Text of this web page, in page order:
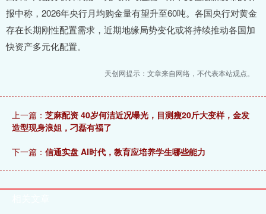
报中称，2026年央行月均购金量有望升至60吨。各国央行对黄金
存在长期刚性配置需求，近期地缘局势变化或将持续推动各国加
快资产多元化配置。
天创网提示：文章来自网络，不代表本站观点。
上一篇： 芝麻配资 40岁何洁近况曝光，目测瘦20斤大变样，金发
造型现身浪姐，刁磊有福了
下一篇： 信通实盘 AI时代，教育应培养学生哪些能力